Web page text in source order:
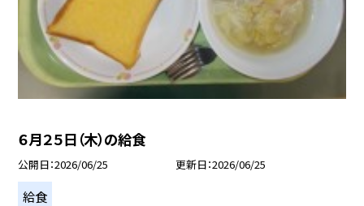
６月２５日（木）の給食
公開日 2026/06/25 更新日 2026/06/25
給食